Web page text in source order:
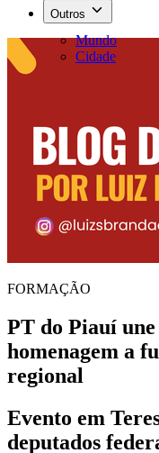
Outros
Mundo
Cidade
FORMAÇÃO
PT do Piauí
homenagem a
regional
Evento em
deputados